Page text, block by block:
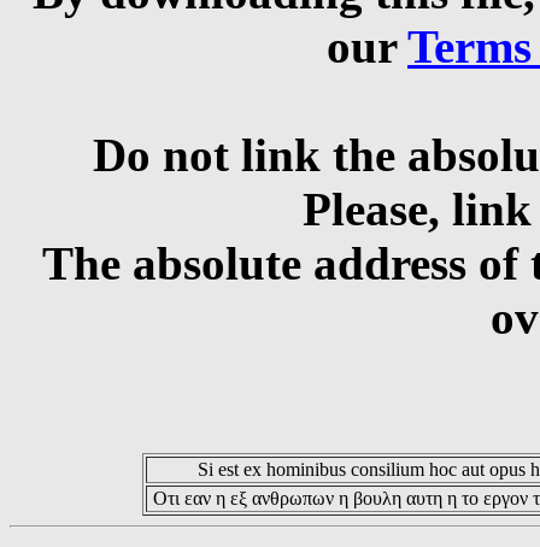
our
Do not link the
Please,
The absolute address
Si est ex hominibus consilium hoc aut opus
Οτι εαν η εξ ανθρωπων η βουλη αυτη η το εργον